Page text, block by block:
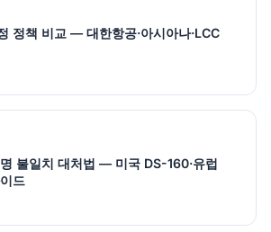
정책 비교 — 대한항공·아시아나·LCC
불일치 대처법 — 미국 DS-160·유럽
드